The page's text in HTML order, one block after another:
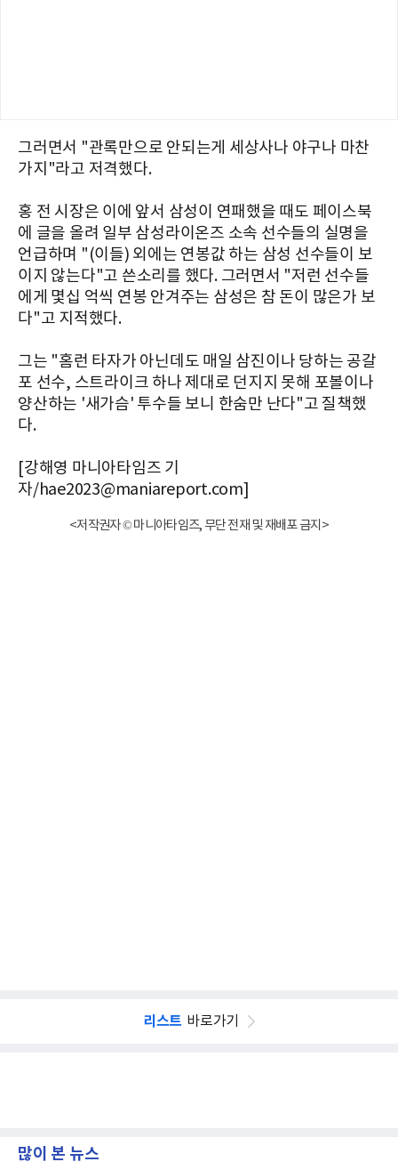
그러면서 "관록만으로 안되는게 세상사나 야구나 마찬
가지"라고 저격했다.
홍 전 시장은 이에 앞서 삼성이 연패했을 때도 페이스북
에 글을 올려 일부 삼성라이온즈 소속 선수들의 실명을
언급하며 "(이들) 외에는 연봉값 하는 삼성 선수들이 보
이지 않는다"고 쓴소리를 했다. 그러면서 "저런 선수들
에게 몇십 억씩 연봉 안겨주는 삼성은 참 돈이 많은가 보
다"고 지적했다.
그는 "홈런 타자가 아닌데도 매일 삼진이나 당하는 공갈
포 선수, 스트라이크 하나 제대로 던지지 못해 포볼이나
양산하는 '새가슴' 투수들 보니 한숨만 난다"고 질책했
다.
[강해영 마니아타임즈 기
자/hae2023@maniareport.com]
<저작권자 © 마니아타임즈, 무단 전재 및 재배포 금지>
리스트 바로가기
많이 본 뉴스